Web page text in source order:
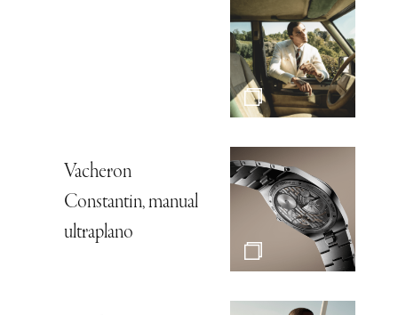
Vacheron
Constantin, manual
ultraplano